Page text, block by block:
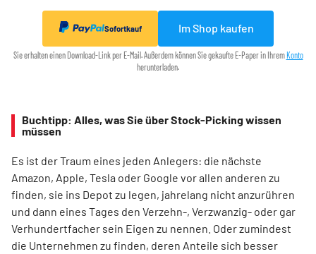
Sofortkauf Im Shop kaufen
Sie erhalten einen Download-Link per E-Mail. Außerdem können Sie gekaufte E-Paper in IhremKonto
herunterladen.
Buchtipp: Alles, was Sie über Stock-Picking wissen
müssen
Es ist der Traum eines jeden Anlegers: die nächste
Amazon, Apple, Tesla oder Google vor allen anderen zu
finden, sie ins Depot zu legen, jahrelang nicht anzurühren
und dann eines Tages den Verzehn-, Verzwanzig- oder gar
Verhundertfacher sein Eigen zu nennen. Oder zumindest
die Unternehmen zu finden, deren Anteile sich besser